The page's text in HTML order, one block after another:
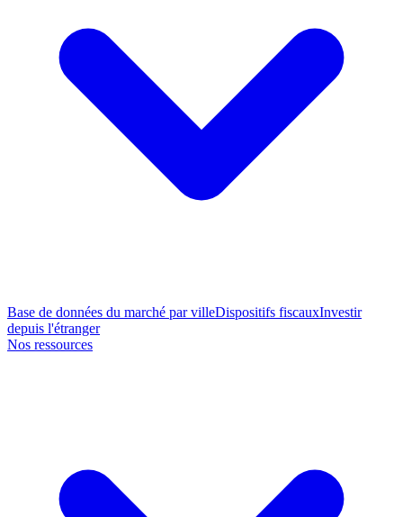
Base de données du marché par villeDispositifs fiscauxInvestir
depuis l'étranger
Nos ressources